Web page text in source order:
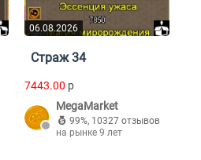
06.08.2026
Страж 34
7443.00 p
MegaMarket
99%, 10327 отзывов
на рынке 9 лет